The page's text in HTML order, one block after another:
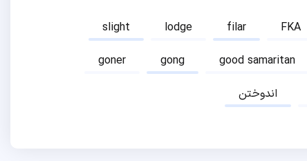
slight lodge filar FKA
goner
gong good samaritan
اندوختن